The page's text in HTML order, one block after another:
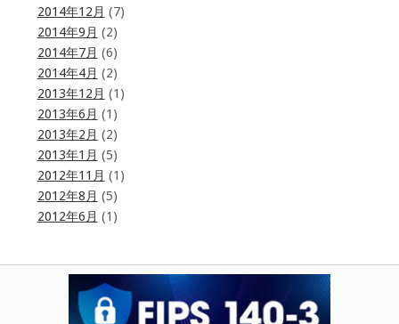
2014年12月 (7)
2014年9月 (2)
2014年7月 (6)
2014年4月 (2)
2013年12月 (1)
2013年6月 (1)
2013年2月 (2)
2013年1月 (5)
2012年11月 (1)
2012年8月 (5)
2012年6月 (1)